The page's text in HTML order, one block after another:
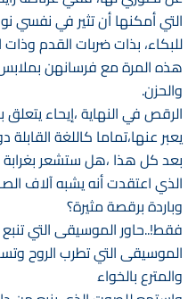
التي أمكنها أن تثير في نفسي
للبكاء، بذات ضربات القدم
هذه المرة مع فرسانهن
والحزن.
الرقص في النهاية ،إيحاء يتعلق
يعبر عنها،تماما كاللغة القابلة
بعد كل هذا ،هل ستشعر بغرابة
الذي اعتقدت أنه يشبه آلاف
وباردة برقصة مثيرة؟
فقط!..حاور الموسيقى التي
الموسيقى التي تطرب الروح
والمترع بالخواء